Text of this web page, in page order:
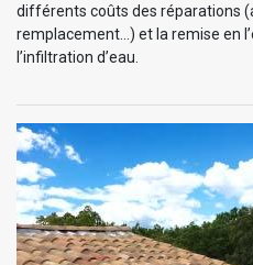
différents coûts des réparations
remplacement…) et la remise en
l’infiltration d’eau.